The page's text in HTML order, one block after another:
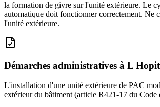
la formation de givre sur l'unité extérieure. Le
automatique doit fonctionner correctement. Ne
l'unité extérieure.
Démarches administratives à L
L'installation d'une unité extérieure de PAC
extérieur du bâtiment (article R421-17 du Code